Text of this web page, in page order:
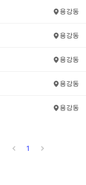
용강동
용강동
용강동
용강동
용강동
1